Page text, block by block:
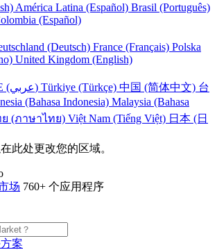
América Latina (Español) Brasil (Português)
(Español)
(Deutsch) France (Français) Polska
United Kingdom (English)
UAE (عربي) Türkiye (Türkçe) 中国 (简体中文) 台
(Bahasa Indonesia) Malaysia (Bahasa
(ภาษาไทย) Việt Nam (Tiếng Việt) 日本 (日
此处更改您的区域。
场 760+ 个应用程序
案